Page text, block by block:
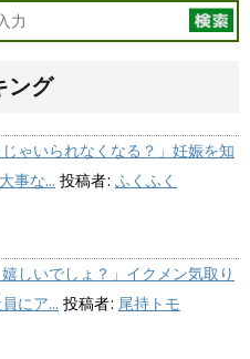
ング
じゃいられなくなる？」妊娠を知
事な... 投稿者: ふくふく
嬉しいでしょ？」イクメン気取り
にア... 投稿者: 尾持トモ